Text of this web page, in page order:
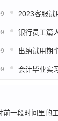
2023客服试
会计毕业实
一段时间里